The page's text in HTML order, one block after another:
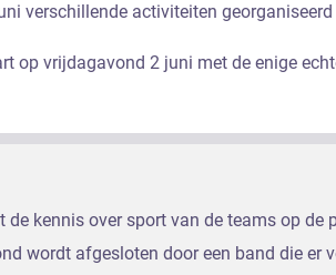
verschillende activiteiten
op vrijdagavond 2 juni met de enige
de kennis over sport van de teams op de
wordt afgesloten door een band die er